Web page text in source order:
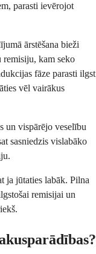
parasti ievērojot
ārstēšana bieži
remisiju, kam seko
fāze parasti ilgst
vēl vairākus
un vispārējo veselību
sasniedzis vislabāko
ja jūtaties labāk. Pilna
remisijai un